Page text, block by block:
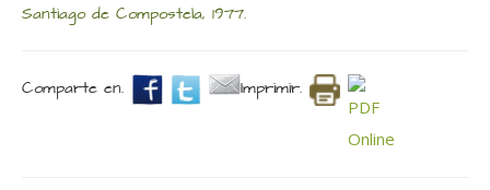
Santiago de Compostela, 1977.
Comparte en. Imprimir.